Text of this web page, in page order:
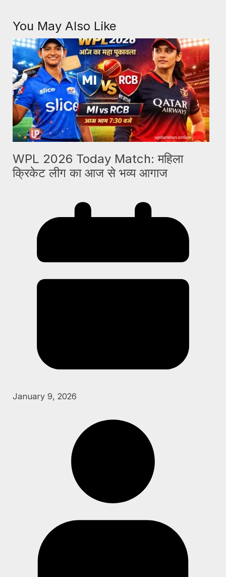
You May Also Like
WPL 2026 Today Match: महिला
क्रिकेट लीग का आज से भव्य आगाज
January 9, 2026